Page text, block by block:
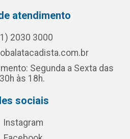
atendimento
2030 3000
Segunda a Sexta das
às 18h.
sociais
Instagram